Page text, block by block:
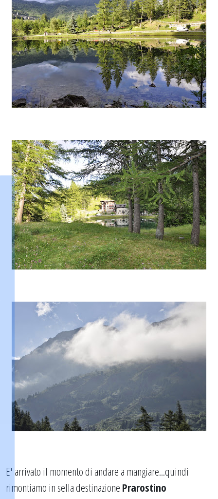
E' arrivato il momento di andare a mangiare...quindi
rimontiamo in sella destinazione Prarostino